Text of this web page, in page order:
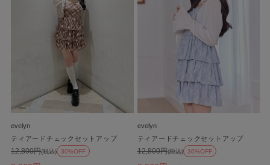
evelyn
ティアードチェックセットアップ
12,800円(税込) 30%OFF
evelyn
ティアードチェックセットアップ
12,800円(税込) 30%OFF